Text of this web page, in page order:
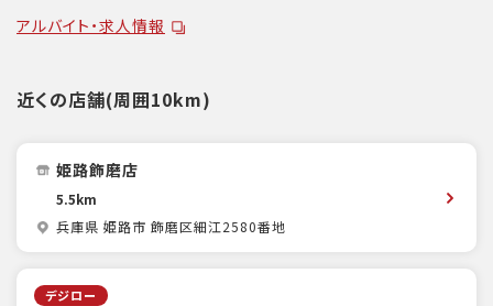
アルバイト・求人情報
近くの店舗(周囲10km)
姫路飾磨店
5.5km
兵庫県 姫路市 飾磨区細江2580番地
デジロー